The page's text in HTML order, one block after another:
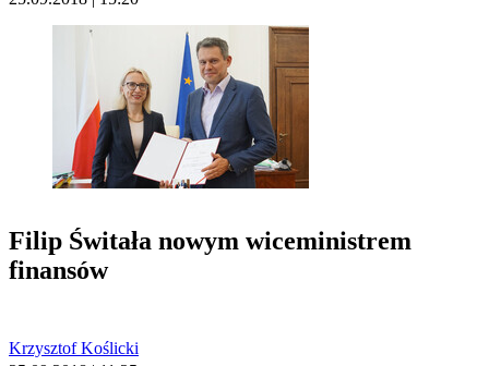
Filip Świtała nowym wiceministrem
finansów
Krzysztof Koślicki